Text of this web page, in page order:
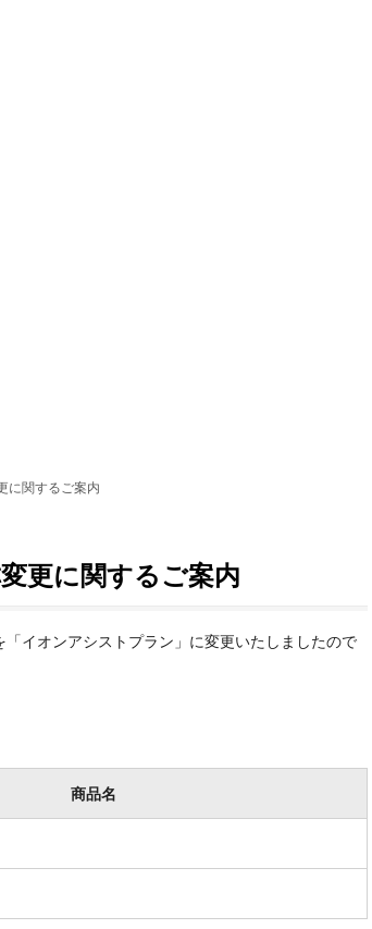
に関するご案内
更に関するご案内
イオンアシストプラン」に変更いたしましたので
商品名